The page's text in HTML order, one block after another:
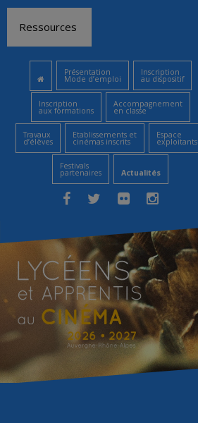
contenu
Ressources
Présentation
Mode d’emploi
Inscription
au dispositif
Inscription
aux formations
Accompagnement
en classe
Travaux
d’élèves
Etablissements et
cinémas inscrits
Espace
exploitants
Festivals
partenaires Actualités